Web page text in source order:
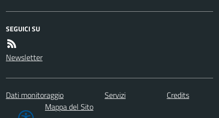
SEGUICI SU
Newsletter
Dati monitoraggio Servizi
Credits
Mappa del Sito